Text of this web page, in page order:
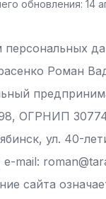
обновления: 14
персональных
Роман
ОГРНИП
ул. 40-
mail:
сайта